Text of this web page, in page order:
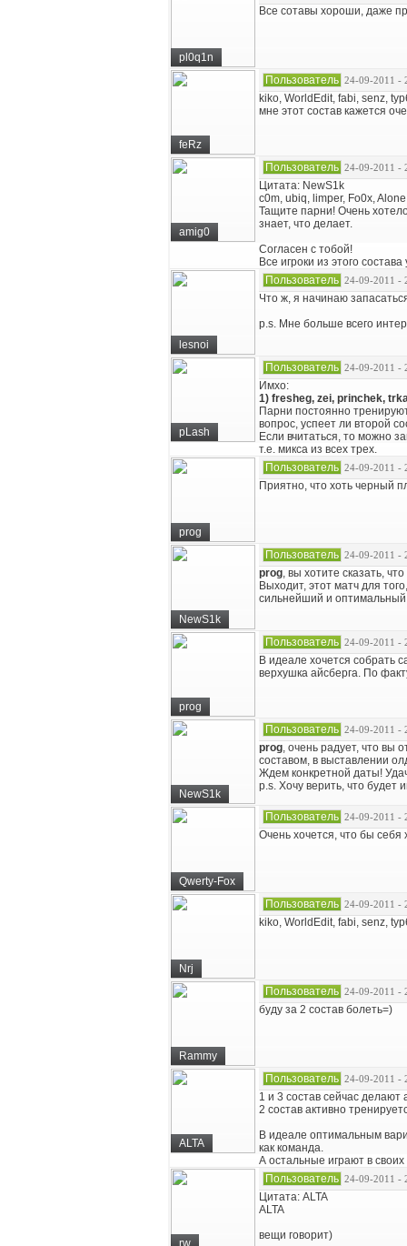
pl0q1n
Все сотавы хороши, даже
feRz
Пользователь 24-09-2011 -
kiko, WorldEdit, fabi, senz,
мне этот состав кажется
amig0
Пользователь 24-09-2011 -
Цитата: NewS1k
c0m, ubiq, limper, Fo0x,
Тащите парни! Очень
знает, что делает.
Согласен с тобой!
Все игроки из этого
lesnoi
Пользователь 24-09-2011 -
Что ж, я начинаю
p.s. Мне больше всего
pLash
Пользователь 24-09-2011 -
Имхо:
1) fresheg, zei, princhek,
Парни постоянно
вопрос, успеет ли второй
Если вчитаться, то можно
т.е. микса из всех трех.
prog
Пользователь 24-09-2011 -
Приятно, что хоть черный
NewS1k
Пользователь 24-09-2011 -
prog, вы хотите сказать,
Выходит, этот матч для
сильнейший и оптимальный
prog
Пользователь 24-09-2011 -
В идеале хочется собрать
верхушка айсберга. По
NewS1k
Пользователь 24-09-2011 -
prog, очень радует, что вы
составом, в выставлении
Ждем конкретной даты!
p.s. Хочу верить, что будет
Qwerty-Fox
Пользователь 24-09-2011 -
Очень хочется, что бы себя
Nrj
Пользователь 24-09-2011 -
kiko, WorldEdit, fabi, senz,
Rammy
Пользователь 24-09-2011 -
буду за 2 состав болеть=)
ALTA
Пользователь 24-09-2011 -
1 и 3 состав сейчас делают
2 состав активно
В идеале оптимальным
как команда.
А остальные играют в
rw
Пользователь 24-09-2011 -
Цитата: ALTA
ALTA
вещи говорит)